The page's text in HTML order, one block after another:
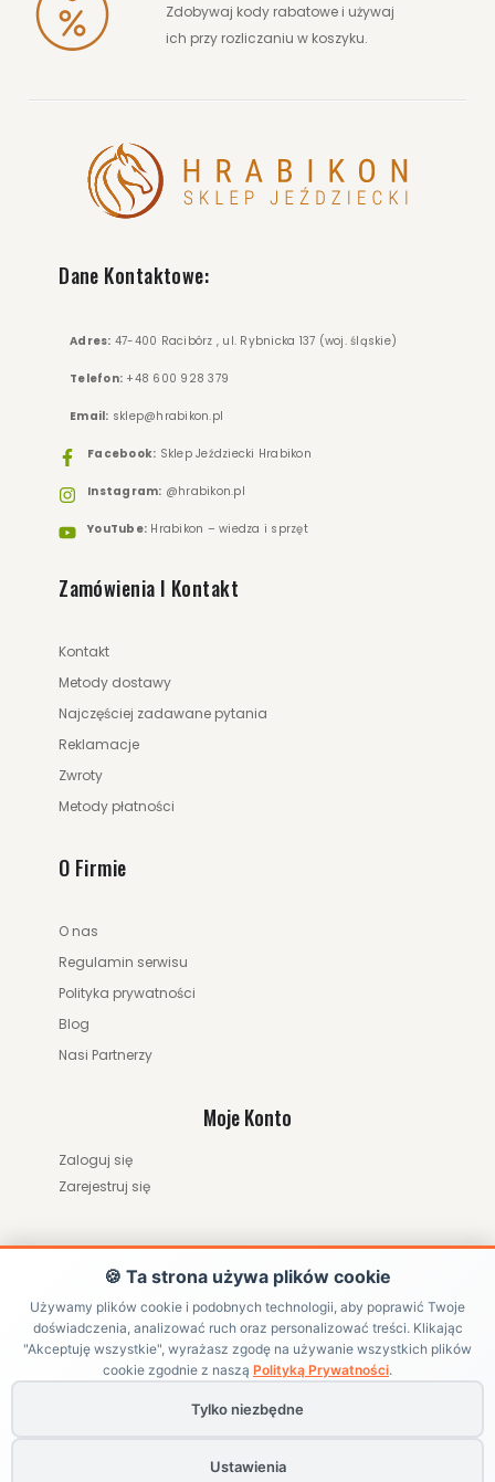
ZOBACZ WIĘCEJ
Zdobywaj kody rabatowe i używaj
ich przy rozliczaniu w koszyku.
Dane Kontaktowe:
Adres: 47-400 Racibórz , ul. Rybnicka 137 (woj. śląskie)
Telefon: +48 600 928 379
Email: sklep@hrabikon.pl
Facebook: Sklep Jeździecki Hrabikon
Instagram: @hrabikon.pl
YouTube: Hrabikon – wiedza i sprzęt
Zamówienia I Kontakt
Kontakt
Metody dostawy
Najczęściej zadawane pytania
Reklamacje
Zwroty
Metody płatności
O Firmie
O nas
Regulamin serwisu
Polityka prywatności
Blog
Nasi Partnerzy
Moje Konto
Zaloguj się
Zarejestruj się
ZWRÓĆ ZAMÓWIENIE / ODSTĄP OD UMOWY
jeździecki z akcesoriami dla konia
🍪 Ta strona używa plików cookie
Używamy plików cookie i podobnych technologii, aby poprawić Twoje
doświadczenia, analizować ruch oraz personalizować treści. Klikając
"Akceptuję wszystkie", wyrażasz zgodę na używanie wszystkich plików
cookie zgodnie z naszą Polityką Prywatności.
Tylko niezbędne
Ustawienia